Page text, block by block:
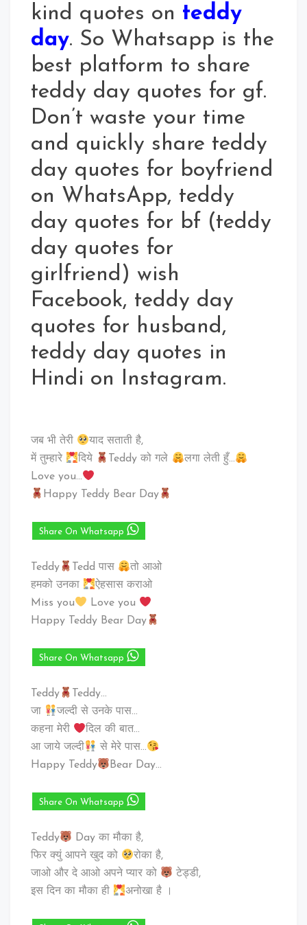
kind quotes on teddy
day. So Whatsapp is the
best platform to share
teddy day quotes for gf.
Don’t waste your time
and quickly share teddy
day quotes for boyfriend
on WhatsApp, teddy
day quotes for bf (teddy
day quotes for
girlfriend) wish
Facebook, teddy day
quotes for husband,
teddy day quotes in
Hindi on Instagram.
जब भी तेरी
याद सताती है,
में तुम्हारे
दिये Teddy को गले
लगा लेती हुँ…
Love you…
Happy Teddy Bear Day
Share On Whatsapp
Teddy Tedd पास
तो आओ
हमको उनका
ऐहसास कराओ
Miss you
Love you
Happy Teddy Bear Day
Share On Whatsapp
Teddy
Teddy…
जा
जल्दी से उनके पास…
कहना मेरी
दिल की बात…
आ जाये जल्दी
से मेरे पास…
Happy Teddy
Bear Day…
Share On Whatsapp
Teddy
Day का मौका है,
फिर क्युं आपने खुद को
रोका है,
जाओ और दे आओ अपने प्यार को
टेड्डी,
इस दिन का मौका ही
अनोखा है ।